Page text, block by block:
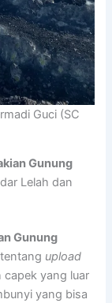
Guci (SC
Gunung
Lelah dan
Gunung
upload
capek yang luar
yang bisa